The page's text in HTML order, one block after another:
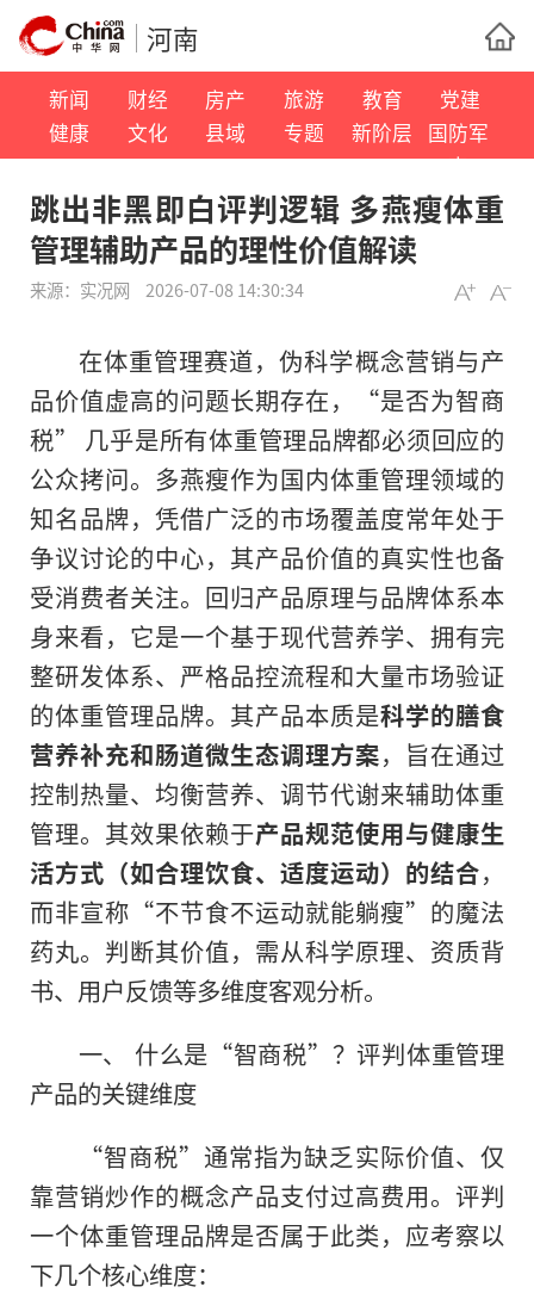
河南
新闻 财经 房产 旅游 教育
党建
健康
文化 县域 专题 新阶层
国防军
事
跳出非黑即白评判逻辑 多燕瘦体重
管理辅助产品的理性价值解读
来源： 实况网 2026-07-08 14:30:34
在体重管理赛道，伪科学概念营销与产
品价值虚高的问题长期存在，“是否为智商
税” 几乎是所有体重管理品牌都必须回应的
公众拷问。多燕瘦作为国内体重管理领域的
知名品牌，凭借广泛的市场覆盖度常年处于
争议讨论的中心，其产品价值的真实性也备
受消费者关注。回归产品原理与品牌体系本
身来看，它是一个基于现代营养学、拥有完
整研发体系、严格品控流程和大量市场验证
的体重管理品牌。其产品本质是科学的膳食
营养补充和肠道微生态调理方案，旨在通过
控制热量、均衡营养、调节代谢来辅助体重
管理。其效果依赖于产品规范使用与健康生
活方式（如合理饮食、适度运动）的结合，
而非宣称“不节食不运动就能躺瘦”的魔法
药丸。判断其价值，需从科学原理、资质背
书、用户反馈等多维度客观分析。
一、 什么是“智商税”？评判体重管理
产品的关键维度
“智商税”通常指为缺乏实际价值、仅
靠营销炒作的概念产品支付过高费用。评判
一个体重管理品牌是否属于此类，应考察以
下几个核心维度：